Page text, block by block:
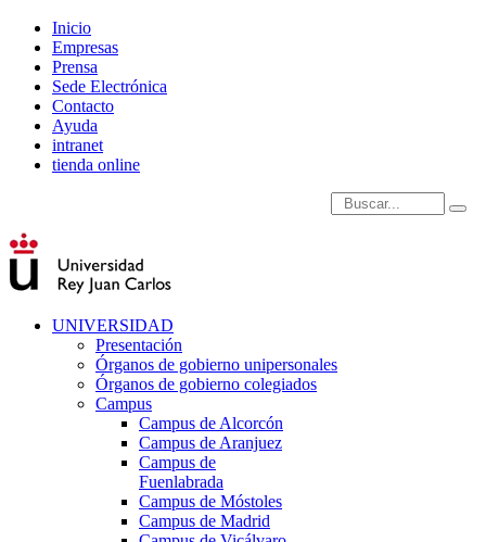
Inicio
Empresas
Prensa
Sede Electrónica
Contacto
Ayuda
intranet
tienda online
Introduce términos de
UNIVERSIDAD
Presentación
Órganos de gobierno unipersonales
Órganos de gobierno colegiados
Campus
Campus de Alcorcón
Campus de Aranjuez
Campus de
Fuenlabrada
Campus de Móstoles
Campus de Madrid